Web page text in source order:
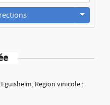
Region vinicole :